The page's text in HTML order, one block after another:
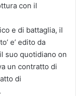
con il
e di battaglia, il
e’ edito da
suo quotidiano on
un contratto di
di